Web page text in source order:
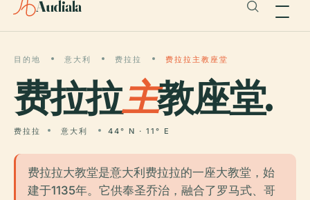
Audiala
目的地 意大利 费拉拉 费拉拉主教座堂
费拉拉主教座堂.
费拉拉 意大利 44° N · 11° E
费拉拉大教堂是意大利费拉拉的一座大教堂，始
建于1135年。它供奉圣乔治，融合了罗马式、哥